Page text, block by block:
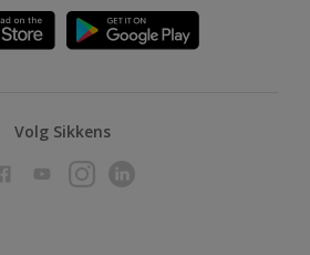
Volg Sikkens